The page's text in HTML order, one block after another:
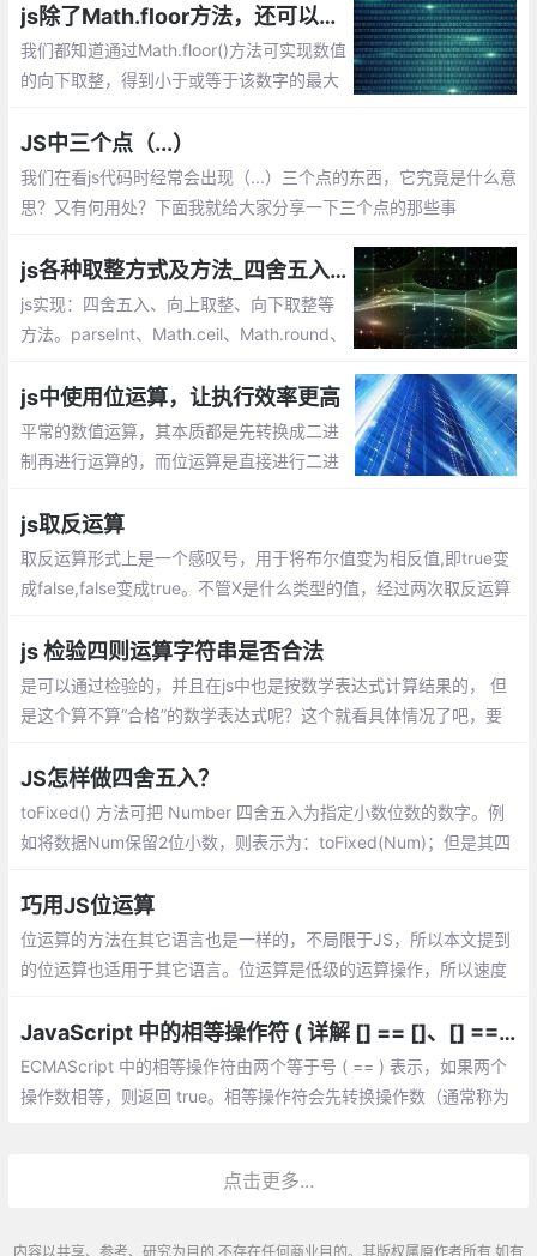
以及相关知识。
js除了Math.floor方法，还可以通过位运算|，>>实现向下取整
我们都知道通过Math.floor()方法可实现数值
的向下取整，得到小于或等于该数字的最大
运算|，>>来实现向下取整哦
JS中三个点（...）
我们在看js代码时经常会出现（...）三个点的东西，它究竟是什么意
思？又有何用处？下面我就给大家分享一下三个点的那些事
js各种取整方式及方法_四舍五入、向上取整、向下取整
js实现：四舍五入、向上取整、向下取整等
方法。parseInt、Math.ceil、Math.round、
js中使用位运算，让执行效率更高
平常的数值运算，其本质都是先转换成二进
制再进行运算的，而位运算是直接进行二进
较高的，由于位运算的博大精深，下面通过
一些在js中使用位运算的实例
js取反运算
取反运算形式上是一个感叹号，用于将布尔值变为相反值,即true变
成false,false变成true。不管X是什么类型的值，经过两次取反运算
是将一个值转成布尔值的简便写法。
js 检验四则运算字符串是否合法
是可以通过检验的，并且在js中也是按数学表达式计算结果的， 但
是这个算不算“合格”的数学表达式呢？这个就看具体情况了吧，要
JS怎样做四舍五入？
toFixed() 方法可把 Number 四舍五入为指定小数位数的数字。例
如将数据Num保留2位小数，则表示为：toFixed(Num)；但是其四
巧用JS位运算
位运算的方法在其它语言也是一样的，不局限于JS，所以本文提到
的位运算也适用于其它语言。位运算是低级的运算操作，所以速度
JavaScript 中的相等操作符 ( 详解 [] == []、[] == ![]、{} == !{} )
ECMAScript 中的相等操作符由两个等于号 ( == ) 表示，如果两个
操作数相等，则返回 true。相等操作符会先转换操作数（通常称为
点击更多...
内容以共享、参考、研究为目的,不存在任何商业目的。其版权属原作者所有,如有